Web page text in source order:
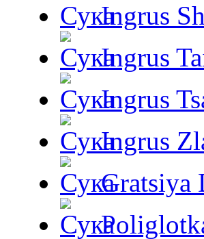
Ingrus
Ingrus
Ingrus
Ingrus
Gratsiya